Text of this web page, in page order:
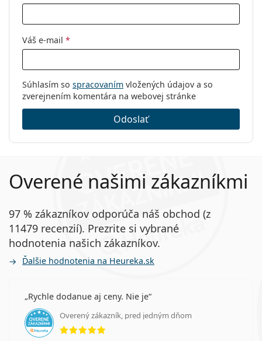
Váš e-mail *
Súhlasím so spracovaním vložených údajov a so
zverejnením komentára na webovej stránke
Odoslať
Overené našimi zákazníkmi
97 % zákazníkov odporúča náš obchod (z
11479 recenzií). Prezrite si vybrané
hodnotenia našich zákazníkov.
Ďalšie hodnotenia na Heureka.sk
Rychle dodanue aj ceny. Nie je
Overený zákazník, pred jedným dňom
hodnotenie 5 z 5